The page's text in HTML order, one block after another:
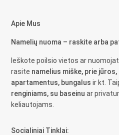
Apie Mus
Namelių nuoma – raskite arba
Ieškote poilsio vietos ar
rasite namelius miške, prie
apartamentus, bungalus ir kt.
renginiams, su baseinu ar
keliautojams.
Socialiniai Tinklai: